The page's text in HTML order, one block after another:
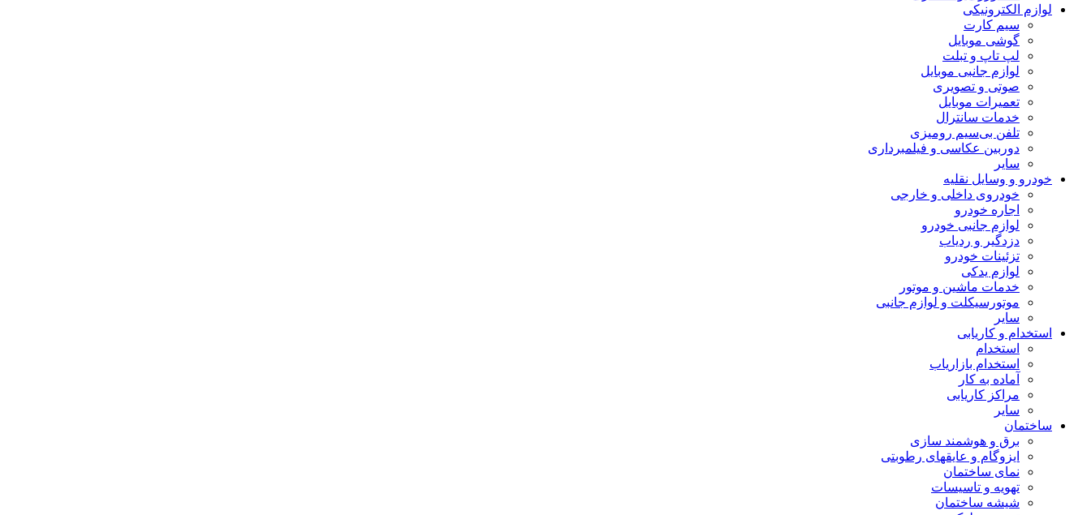
لوازم الکترونیکی
سیم کارت
گوشی موبایل
لپ تاپ و تبلت
لوازم جانبی موبایل
صوتی و تصویری
تعمیرات موبایل
خدمات سانترال
تلفن بی‌سیم رومیزی
دوربین عکاسی و فیلمبرداری
سایر
خودرو و وسایل نقلیه
خودروی داخلی و خارجی
اجاره خودرو
لوازم جانبی خودرو
دزدگیر و ردیاب
تزئینات خودرو
لوازم یدکی
خدمات ماشین و موتور
موتورسیکلت و لوازم جانبی
سایر
استخدام و کاریابی
استخدام
استخدام بازاریاب
آماده به کار
مراکز کاریابی
سایر
ساختمان
برق و هوشمند سازی
ایزوگام و عایقهای رطوبتی
نمای ساختمان
تهویه و تاسیسات
شیشه ساختمان